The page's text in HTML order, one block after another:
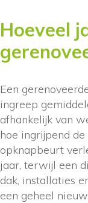
Hoeveel
Een
ingreep
afhankelijk van
hoe ingrijpend
opknapbeurt
jaar, terwijl een
dak, installaties
een geheel